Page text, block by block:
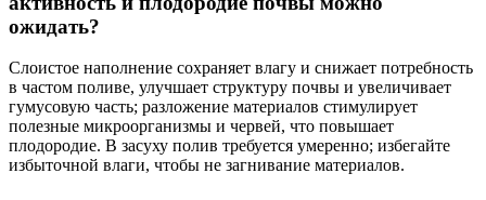
ожидать?
Слоистое наполнение сохраняет влагу и снижает потребность
в частом поливе, улучшает структуру почвы и увеличивает
гумусовую часть; разложение материалов стимулирует
полезные микроорганизмы и червей, что повышает
плодородие. В засуху полив требуется умеренно; избегайте
избыточной влаги, чтобы не загнивание материалов.